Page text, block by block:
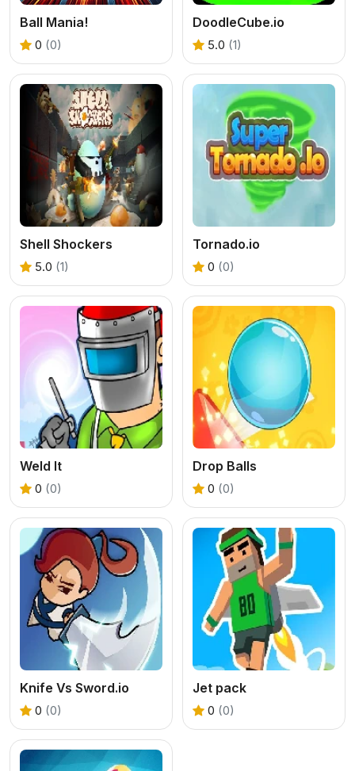
Ball Mania!
0 (0)
DoodleCube.io
5.0 (1)
Shell Shockers
5.0 (1)
Tornado.io
0 (0)
Weld It
0 (0)
Drop Balls
0 (0)
Knife Vs Sword.io
0 (0)
Jet pack
0 (0)